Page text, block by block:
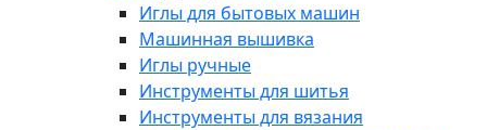
Иглы для бытовых машин
Машинная вышивка
Иглы ручные
Инструменты для шитья
Инструменты для вязания